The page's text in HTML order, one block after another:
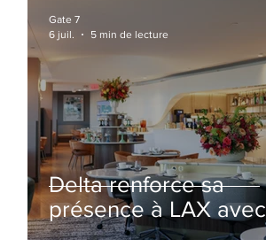
Delta renforce sa
présence à LAX avec
l'ouverture de la
Gate 7
6 juil.
5 min de lecture